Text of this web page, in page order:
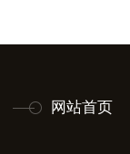
网站首页